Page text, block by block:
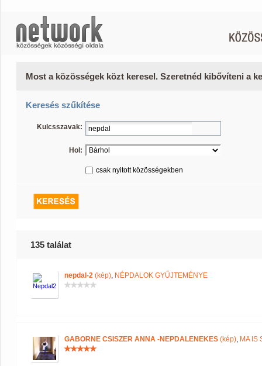
Most a közösségek közt keresel. Szeretnéd kibővíteni a
Keresés szűkítése
Kulcsszavak:
Hol:
csak nyitott közösségekben
135 találat
nepdal-2 (kép), NÉPDALOK GYŰJTEMÉNYE
GABORNE CSISZER ANNA -NEPDALENEKES (kép), MA IS